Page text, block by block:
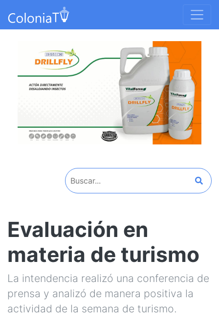
Evaluación en
materia de turismo
La intendencia realizó una conferencia de
prensa y analizó de manera positiva la
actividad de la semana de turismo.